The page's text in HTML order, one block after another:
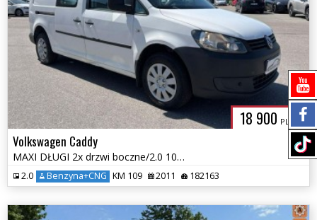
18 900 PLN
Volkswagen Caddy
MAXI DŁUGI 2x drzwi boczne/2.0 109KM MPI EcoFuel/2011r
2.0 Benzyna+CNG KM 109 2011 182163